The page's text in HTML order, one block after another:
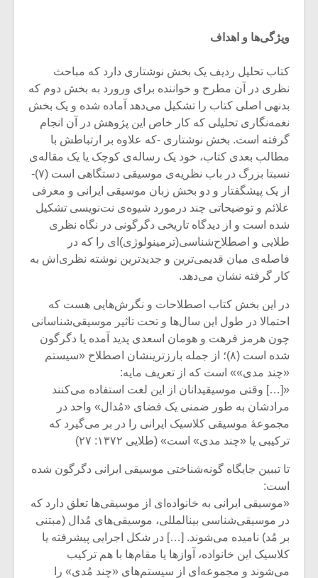
ویژگی‌ها و اهداف
کتاب تحلیل ردیف یک بخش نوشتاری دارد که مباحث
نظری در آن مطرح و خواننده برای ورورد به بخش دوم که
بدنهی اصلی کتاب را تشکیل می‌دهد آماده شده و یک بخش
نغمه‌نگاری تحلیلی که کار خاص این پژوهش در آن انجام
گرفته است. بخش نوشتاری -که علاوه بر ارتباطش با
مطالب بعدی کتاب، خود یک رساله‌ی کوچک یا یک مقاله‌ی
نسبتا بزرگ در باب نظریه‌ی موسیقی دستگاهی است (۷)-
از یک پیشگفتار و دو بخش زبان موسیقی ایرانی و معرفی
علائم و توضیحاتی چند درمورد شیوه‌ی نت‌نویسی تشکیل
شده است و از دیدگاه تاریخی دگرگونی در نگاه نظری
طلایی و اصطلاح‌شناسی(ترمینولوژی)ای را که در
فاصله‌ی میان قدیمی‌ترین و جدیدترین نوشته نظری‌اش به
کار گرفته نشان می‌دهد.
در این بخش کتاب اصطلاحات و نگرش‌هایی هست که
احتمالا در طول این سال‌ها و تحت تاثیر موسیقی‌شناسانی
چون هرمز فرهت و هومان اسعدی پدید آمده یا دگرگون
شده است (۸)؛ از جمله بارزترینشان اصطلاح «سیستم
«چند مدی»» است که از تعریف مایه:
«[…] وقتی موسیقیدانان از این لغت استفاده می‌کنند
مرادشان به طور ضمنی یک فضای «مُدال» واحد در
مجموعۀ موسیقی کلاسیک ایرانی را در بر می‌گیرد که
ترکیبی یا «چند مدی» است» (طلایی ۱۳۷۲: ۲۷)
تا تببین جایگاه گونه‌شناختی موسیقی ایرانی دگرگون شده
است:
«موسیقی ایرانی به خانواده‌ای از موسیقی‌ها تعلق دارد که
در موسیقی‌شناسی بینالمللی، موسیقی‌های مُدال (مبتنی
بر مُد) نامیده می‌شوند. […] در شکل اجرایی پیشرفته یا
کلاسیک این خانواده، آوازها یا مقام‌ها با هم ترکیب
می‌شوند و مجموعه‌ای از سیستم‌های «چند مُدی» را
میکلوش روژا
یادداشتی بر موسیقی
اگر نمی توانی
مشهورترین باشی،
بدنام ترین باش
دوره
برگزار